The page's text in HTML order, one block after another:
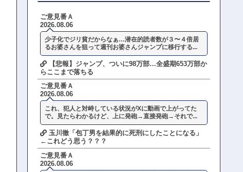
ご意見番Ａ
2026.08.06
少子化でジリ貧だからなぁ…潜在的読者数が３〜４倍居
るお婆さんを狙って週刊お婆さんジャンプに移行する...
【悲報】ジャンプ、ついに98万部…全盛期653万部か
らここまで落ちる
ご意見番Ａ
2026.08.06
これ、犯人と対峙している状況がXに動画で上がってた
で。見たらわかるけど、上に発砲→直接発砲→それで...
玉川徹「包丁男を結果的に死刑にしたことになる」
←これどう思う？？？
ご意見番Ａ
2026.08.06